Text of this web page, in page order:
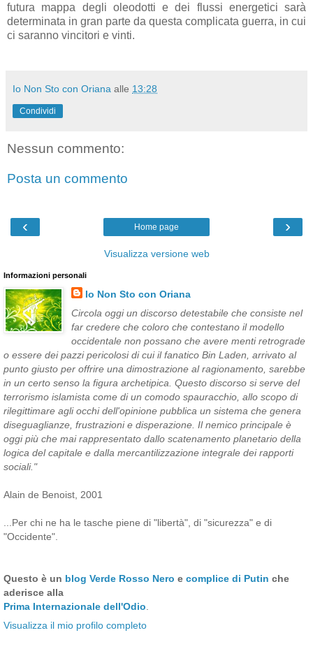
futura mappa degli oleodotti e dei flussi energetici sarà
determinata in gran parte da questa complicata guerra, in cui
ci saranno vincitori e vinti.
Io Non Sto con Oriana alle 13:28
Condividi
Nessun commento:
Posta un commento
‹ ›
Home page
Visualizza versione web
Informazioni personali
Io Non Sto con Oriana
Circola oggi un discorso detestabile che consiste nel
far credere che coloro che contestano il modello
occidentale non possano che avere menti retrograde
o essere dei pazzi pericolosi di cui il fanatico Bin Laden, arrivato al
punto giusto per offrire una dimostrazione al ragionamento, sarebbe
in un certo senso la figura archetipica. Questo discorso si serve del
terrorismo islamista come di un comodo spauracchio, allo scopo di
rilegittimare agli occhi dell'opinione pubblica un sistema che genera
diseguaglianze, frustrazioni e disperazione. Il nemico principale è
oggi più che mai rappresentato dallo scatenamento planetario della
logica del capitale e dalla mercantilizzazione integrale dei rapporti
sociali."
Alain de Benoist, 2001
...Per chi ne ha le tasche piene di "libertà", di "sicurezza" e di
"Occidente".
Questo è un blog Verde Rosso Nero e complice di Putin che
aderisce alla
Prima Internazionale dell'Odio
Visualizza il mio profilo completo